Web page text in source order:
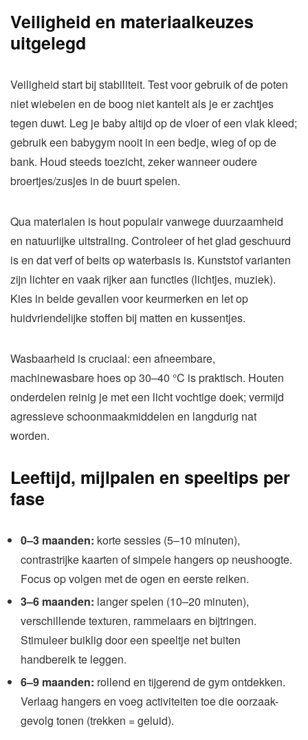
Veiligheid en materiaalkeuzes
uitgelegd
Veiligheid start bij stabiliteit. Test voor gebruik of de poten
niet wiebelen en de boog niet kantelt als je er zachtjes
tegen duwt. Leg je baby altijd op de vloer of een vlak kleed;
gebruik een babygym nooit in een bedje, wieg of op de
bank. Houd steeds toezicht, zeker wanneer oudere
broertjes/zusjes in de buurt spelen.
Qua materialen is hout populair vanwege duurzaamheid
en natuurlijke uitstraling. Controleer of het glad geschuurd
is en dat verf of beits op waterbasis is. Kunststof varianten
zijn lichter en vaak rijker aan functies (lichtjes, muziek).
Kies in beide gevallen voor keurmerken en let op
huidvriendelijke stoffen bij matten en kussentjes.
Wasbaarheid is cruciaal: een afneembare,
machinewasbare hoes op 30–40 °C is praktisch. Houten
onderdelen reinig je met een licht vochtige doek; vermijd
agressieve schoonmaakmiddelen en langdurig nat
worden.
Leeftijd, mijlpalen en speeltips per
fase
0–3 maanden: korte sessies (5–10 minuten),
contrastrijke kaarten of simpele hangers op neushoogte.
Focus op volgen met de ogen en eerste reiken.
3–6 maanden: langer spelen (10–20 minuten),
verschillende texturen, rammelaars en bijtringen.
Stimuleer buiklig door een speeltje net buiten
handbereik te leggen.
6–9 maanden: rollend en tijgerend de gym ontdekken.
Verlaag hangers en voeg activiteiten toe die oorzaak-
gevolg tonen (trekken = geluid).